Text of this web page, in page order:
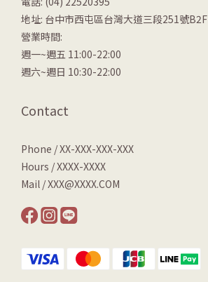
地址: 台中市西屯區台灣大道三段251號B2F
營業時間:
週一~週五 11:00-22:00
週六~週日 10:30-22:00
Contact
Phone / XX-XXX-XXX-XXX
Hours / XXXX-XXXX
Mail / XXX@XXXX.COM